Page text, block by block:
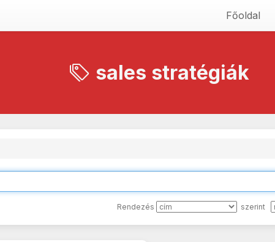
Főoldal
sales stratégiák
Rendezés szerint